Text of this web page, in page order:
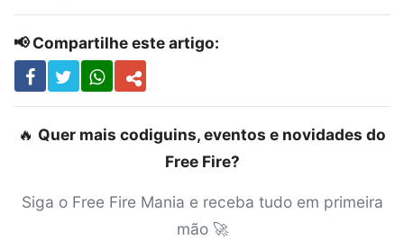
📢 Compartilhe este artigo:
🔥 Quer mais codiguins, eventos e novidades do
Free Fire?
Siga o Free Fire Mania e receba tudo em primeira
mão 🚀